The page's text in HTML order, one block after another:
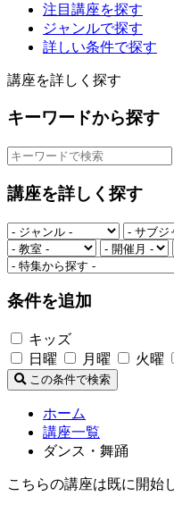
注目講座を探す
ジャンルで探す
詳しい条件で探す
講座を詳しく探す
キーワードから探す
講座を詳しく探す
条件を追加
キッズ
日曜
月曜 火曜
この条件で検索
ホーム
講座一覧
ダンス・舞踊
こちらの講座は既に開始